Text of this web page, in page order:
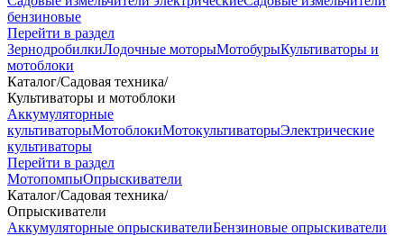
бензиновые
Перейти в раздел
ЗернодробилкиЛодочные моторыМотобурыКультиваторы и
мотоблоки
Каталог/Садовая техника/
Культиваторы и мотоблоки
Аккумуляторные
культиваторыМотоблокиМотокультиваторыЭлектрические
культиваторы
Перейти в раздел
МотопомпыОпрыскиватели
Каталог/Садовая техника/
Опрыскиватели
Аккумуляторные опрыскивателиБензиновые опрыскиватели